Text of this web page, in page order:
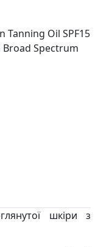
Tanning Oil SPF15
Broad Spectrum
шкіри з